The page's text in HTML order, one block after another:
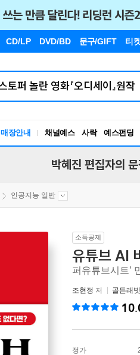
CD/LP DVD/BD 문구/GIFT 티
매장안내 채널예스 사락 예스펀딩
박혜진 편집자의
인공지능 일반
소득공제
유튜브 AI
퍼유튜브시트’
조현정 저 골든래빗
정가